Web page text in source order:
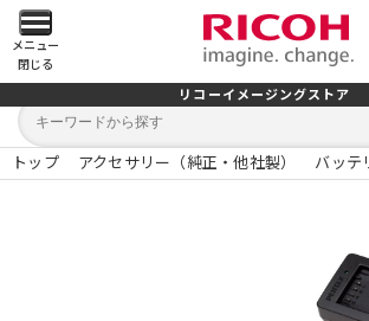
メ
イ
ン
メ
メニュー
閉じる
リコーイメージングストア
キ
ワ
ー
トップ アクセサリー（純正・他社製） バッテ